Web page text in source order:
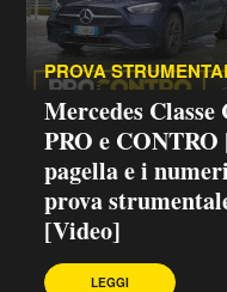
PROVA
Mercedes Classe
PRO e CONTRO
pagella e i
prova
[Video]
LEGGI